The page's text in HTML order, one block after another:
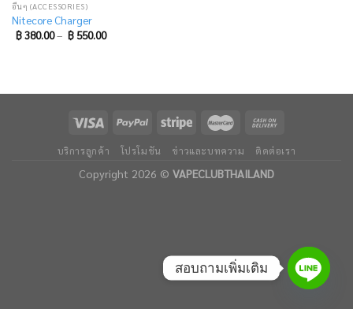
อื่นๆ (ACCESSORIES)
Nitecore Charger
฿380.00– ฿ 550.00
บริการลูกค้า โปรโมชัน ข่าวและบทความ ติดต่อเรา
Copyright 2026 © VAPECLUBTHAILAND
สอบถามเพิ่มเติม